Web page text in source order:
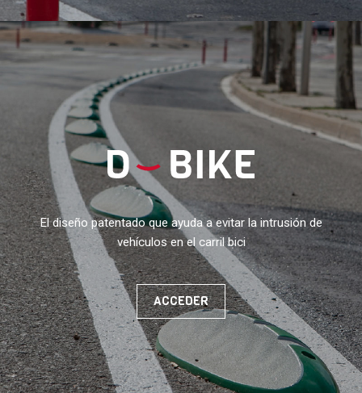
El diseño patentado que ayuda a evitar la intrusión de
vehículos en el carril bici
ACCEDER